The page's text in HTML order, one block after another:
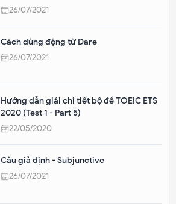
26/07/2021
Cách dùng động từ Dare
26/07/2021
Hướng dẫn giải chi tiết bộ đề TOEIC ETS
2020 (Test 1 - Part 5)
22/05/2020
Câu giả định - Subjunctive
26/07/2021